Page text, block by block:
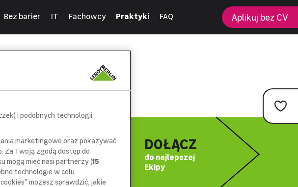
Bez barier IT Fachowcy Praktyki FAQ Aplikuj bez CV
SIĘ
bezpośrednim
DOŁĄCZ
do najlepszej
Ekipy
i podobnych technologii.
marketingowe oraz pokazywać
Za Twoją zgodą dostęp do
mogą mieć nasi partnerzy (15
technologie w celu
możesz sprawdzić, jakie